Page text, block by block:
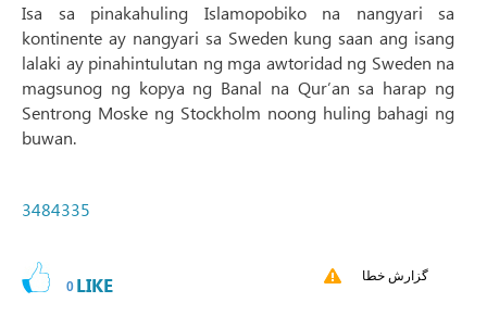
Isa sa pinakahuling Islamopobiko na nangyari sa
kontinente ay nangyari sa Sweden kung saan ang isang
lalaki ay pinahintulutan ng mga awtoridad ng Sweden na
magsunog ng kopya ng Banal na Qur’an sa harap ng
Sentrong Moske ng Stockholm noong huling bahagi ng
buwan.
3484335
0 LIKE گزارش خطا